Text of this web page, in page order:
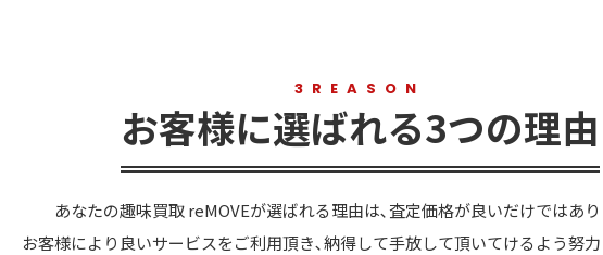
3REASON
お客様に選ばれる3つの理由
あなたの趣味買取 reMOVEが選ばれる理由は､査定価格が良いだけではあ
お客様により良いサービスをご利用頂き､納得して手放して頂いてけるよう努